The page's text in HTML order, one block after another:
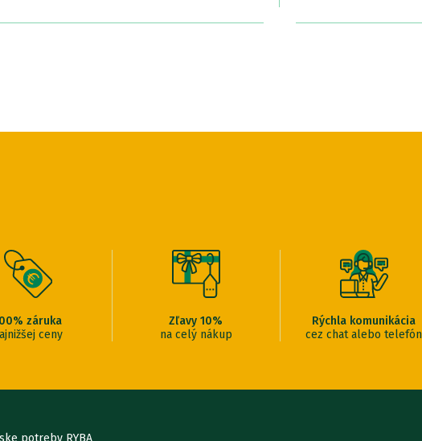
záruka
ceny
Zľavy 10%
na celý nákup
Rýchla komunikácia
cez chat alebo telefón
potreby RYBA